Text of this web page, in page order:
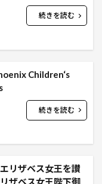
続きを読む
Children‘s
続きを読む
リザベス女王を讃